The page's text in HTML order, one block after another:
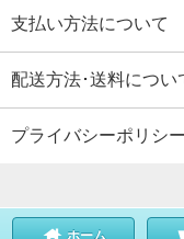
支払い方法について
配送方法･送料につい
プライバシーポリシー
ホーム